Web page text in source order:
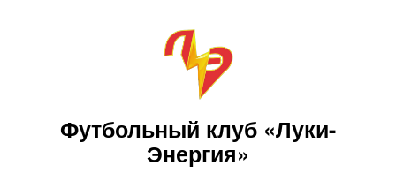
Футбольный клуб «Луки-
Энергия»